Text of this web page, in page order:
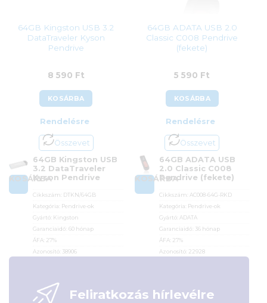
64GB Kingston USB 3.2
DataTraveler Kyson
Pendrive
8 590 Ft
KOSÁRBA
Rendelésre
Összevet
KOSÁRBA
64GB Kingston USB
3.2 DataTraveler
Kyson Pendrive
Cikkszám:
DTKN/64GB
Kategória:
Pendrive-ok
Gyártó:
Kingston
Garanciaidő:60 hónap
ÁFA: 27%
Azonosító: 38906
64GB ADATA USB 2.0
Classic C008 Pendrive
(fekete)
5 590 Ft
KOSÁRBA
Rendelésre
Összevet
KOSÁRBA
64GB ADATA USB
2.0 Classic C008
Pendrive (fekete)
Cikkszám: AC008-64G-RKD
Kategória:
Pendrive-ok
Gyártó: ADATA
Garanciaidő: 36 hónap
ÁFA: 27%
Azonosító: 22928
Feliratkozás hírlevélre